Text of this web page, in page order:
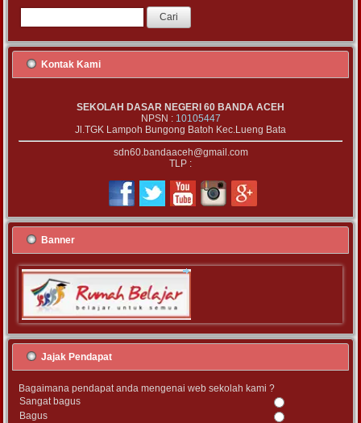
Kontak Kami
SEKOLAH DASAR NEGERI 60 BANDA ACEH
NPSN : 10105447
Jl.TGK Lampoh Bungong Batoh Kec.Lueng Bata
sdn60.bandaaceh@gmail.com
TLP :
Banner
Jajak Pendapat
Bagaimana pendapat anda mengenai web sekolah kami ?
Sangat bagus
Bagus